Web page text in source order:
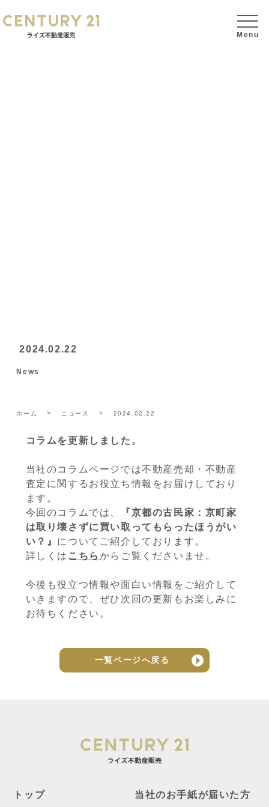
2024.02.22
News
ホーム ニュース 2024.02.22
コラムを更新しました。
当社のコラムページでは不動産売却・不動産
査定に関するお役立ち情報をお届けしており
ます。
今回のコラムでは、
『京都の古民家：京町家
は取り壊さずに買い取ってもらったほうがい
い？』 についてご紹介しております。
詳しくは こちら からご覧くださいませ。
今後も役立つ情報や面白い情報をご紹介して
いきますので、ぜひ次回の更新もお楽しみに
お待ちください。
一覧ページへ戻る
トップ
当社のお手紙が届いた方